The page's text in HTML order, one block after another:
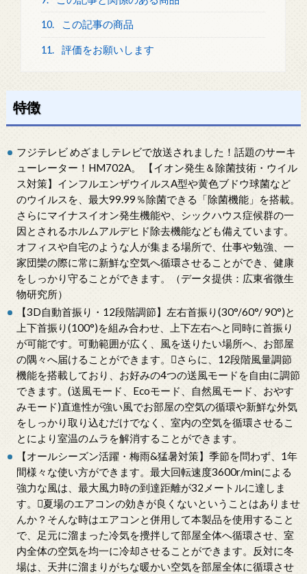
10. この記事の商品
11. 評価をお願いします
特徴
フジテレビ めざましテレビで放送されました！話題のサーキ
ューレーター！HM702A。 【イオン発生＆除菌技術・ウイル
ス対策】インフルエンザウイルスA型や黄色ブドウ球菌など
のウイルスを、最大99.99％除菌できる「除菌機能」を搭載。
さらにマイナスイオン発生機能や、シックハウス症候群の一
因とされるホルムアルデヒド除去機能なども備えています。
オフィスや自宅のような人が集まる場所で、仕事や勉強、一
家団欒の際に常に新鮮な空気へ循環させることができ、健康
をしっかり守ることができます。（データ提供：広東省微生
物研究所）
【3D自動首振り・12段階調節】左右首振り(30°/60°/ 90°)と
上下首振り(100°)を組み合わせ、上下左右へと同時に首振り
が可能です。可動範囲が広く、風を送りたい場所へ、お部屋
の隅々へ届けることができます。さらに、12段階風量調節
機能を搭載しており、お好みの4つの送風モードを自由に調節
できます。(送風モード、Ecoモード、自然風モード、おやす
みモード)直進性が強い風でお部屋の空気の循環や新鮮な外気
をしっかり取り込むだけでなく、室内の空気を循環させるこ
とにより室温のムラを解消することができます。
【オールシーズン活躍・梅雨&猛暑対策】季節を問わず、1年
間様々な使い方ができます。最大回転速度3600r/minによる
強力な風は、最大風力時の到達距離が32メートルに達しま
す。夏場のエアコンの効きが良くないということはありませ
んか？そんな時はエアコンと併用して本製品を使用すること
で、足元に溜まった冷気を攪拌して部屋全体へ循環させ、室
内全体の空気を均一に冷却させることができます。反対に冬
場は、天井に溜まりがちな暖かい空気を部屋全体に循環させ